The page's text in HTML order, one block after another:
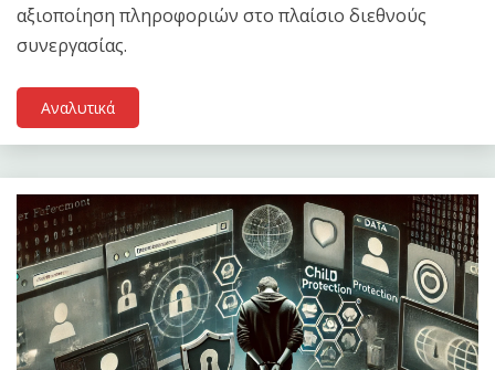
αξιοποίηση πληροφοριών στο πλαίσιο διεθνούς
συνεργασίας.
Αναλυτικά